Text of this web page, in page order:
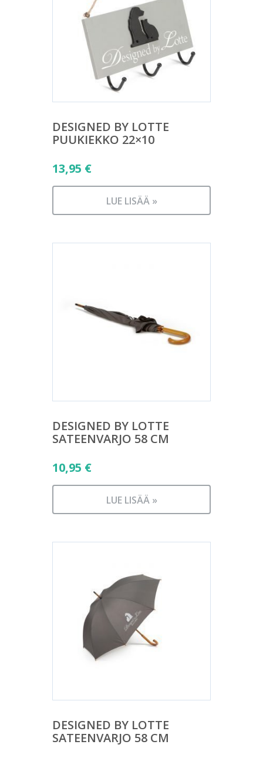
DESIGNED BY LOTTE
PUUKIEKKO 22×10
13,95 €
LUE LISÄÄ »
DESIGNED BY LOTTE
SATEENVARJO 58 CM
10,95 €
LUE LISÄÄ »
DESIGNED BY LOTTE
SATEENVARJO 58 CM